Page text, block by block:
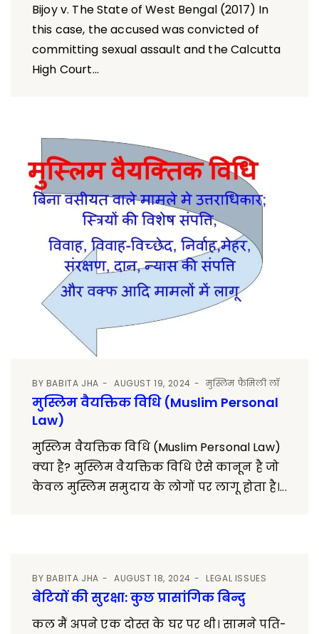
Bijoy v. The State of West Bengal (2017) In
this case, the accused was convicted of
committing sexual assault and the Calcutta
High Court...
BY BABITA JHA AUGUST 19, 2024 मुस्लिम फैमिली लॉ
मुस्लिम वैयक्तिक विधि (Muslim Personal
Law)
मुस्लिम वैयक्तिक विधि (Muslim Personal Law)
क्या है? मुस्लिम वैयक्तिक विधि ऐसे कानून है जो
केवल मुस्लिम समुदाय के लोगों पर लागू होता है।...
BY BABITA JHA AUGUST 18, 2024 LEGAL ISSUES
बेटियों की सुरक्षा: कुछ प्रासांगिक बिन्दु
कल मैं अपने एक दोस्त के घर पर थी। सामने पति-